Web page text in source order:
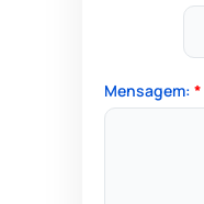
Mensagem: *